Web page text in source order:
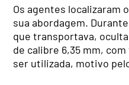
Os agentes localizaram
sua abordagem.
que transportava,
de calibre 6,35 mm,
ser utilizada, motivo